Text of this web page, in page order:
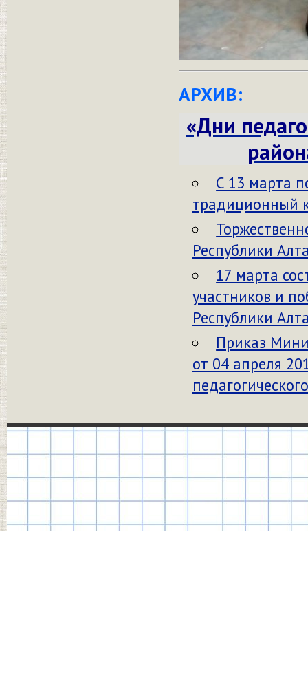
АРХИВ:
«Дни
С 13 марта
традиционный
Республики
17 марта
участников и
Республики
Приказ
от 04 апреля